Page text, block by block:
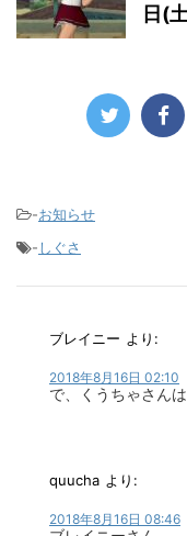
日(
-お知らせ
-しぐさ
ブレイニー より:
2018年8月16日 02:10
で、くうちゃさん
quucha より:
2018年8月16日 08:46